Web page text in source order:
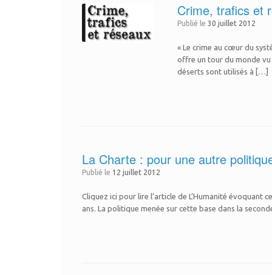
Crime, trafics et
Publié le30 juillet 2012
« Le crime au cœur du
offre un tour du monde vu
déserts sont utilisés à […]
La Charte : pour une autre
Publié le 12 juillet 2012
Cliquez ici pour lire l’article de L’Humanité
ans. La politique menée sur cette base dans la